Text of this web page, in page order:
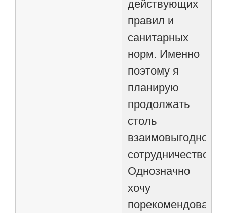
действующих
правил и
санитарных
норм. Именно
поэтому я
планирую
продолжать
столь
взаимовыгодное
сотрудничество.
Однозначно
хочу
порекомендовать